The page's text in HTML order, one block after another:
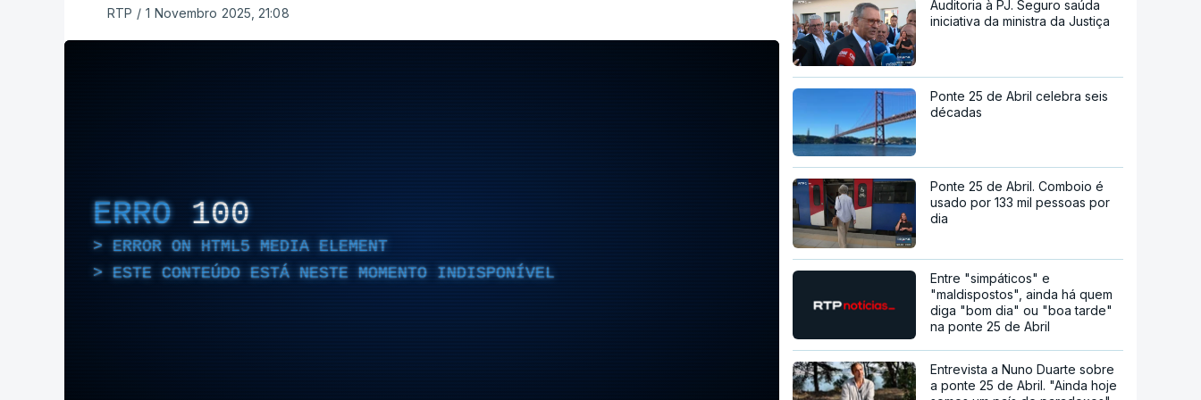
RTP / 1 Novembro 2025, 21:08
ERRO 100
ERROR ON HTML5 MEDIA ELEMENT
ESTE CONTEÚDO ESTÁ NESTE MOMENTO INDISPONÍVEL
Auditoria à PJ. Seguro saúda
iniciativa da ministra da Justiça
Ponte 25 de Abril celebra seis
décadas
Ponte 25 de Abril. Comboio é
usado por 133 mil pessoas por
dia
Entre "simpáticos" e
"maldispostos", ainda há quem
diga "bom dia" ou "boa tarde"
na ponte 25 de Abril
Entrevista a Nuno Duarte sobre
a ponte 25 de Abril. "Ainda hoje